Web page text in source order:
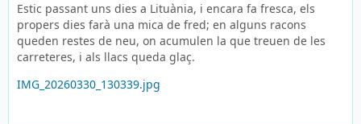
Estic passant uns dies a Lituània, i encara fa fresca, els
propers dies farà una mica de fred; en alguns racons
queden restes de neu, on acumulen la que treuen de les
carreteres, i als llacs queda glaç.
IMG_20260330_130339.jpg